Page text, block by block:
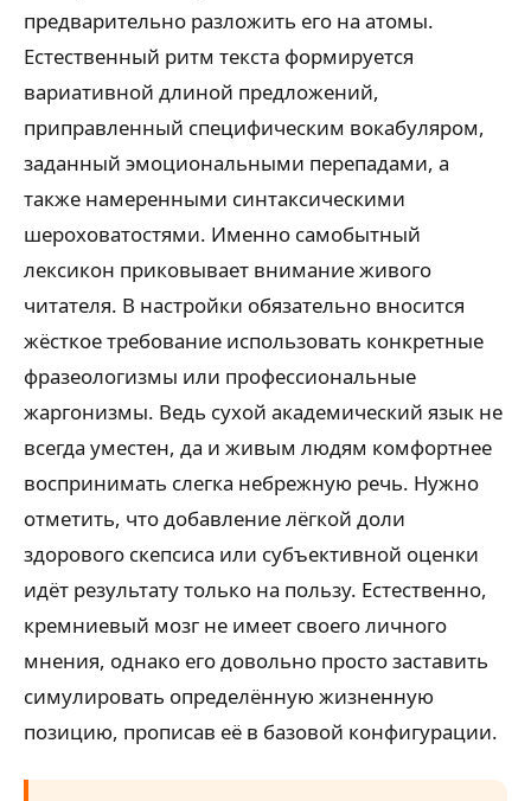
предварительно разложить его на атомы.
Естественный ритм текста формируется
вариативной длиной предложений,
приправленный специфическим вокабуляром,
заданный эмоциональными перепадами, а
также намеренными синтаксическими
шероховатостями. Именно самобытный
лексикон приковывает внимание живого
читателя. В настройки обязательно вносится
жёсткое требование использовать конкретные
фразеологизмы или профессиональные
жаргонизмы. Ведь сухой академический язык не
всегда уместен, да и живым людям комфортнее
воспринимать слегка небрежную речь. Нужно
отметить, что добавление лёгкой доли
здорового скепсиса или субъективной оценки
идёт результату только на пользу. Естественно,
кремниевый мозг не имеет своего личного
мнения, однако его довольно просто заставить
симулировать определённую жизненную
позицию, прописав её в базовой конфигурации.